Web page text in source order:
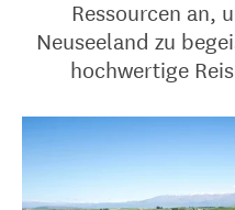
Ressourcen an,
Neuseeland zu
hochwertige
Haupapa
By Miles Holden
Marketing Hub
Kostenloses,